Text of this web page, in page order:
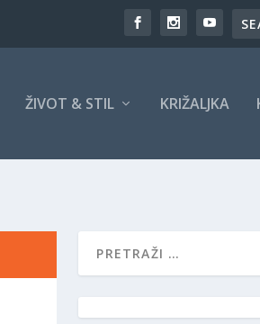
ŽIVOT & STIL KRIŽALJKA